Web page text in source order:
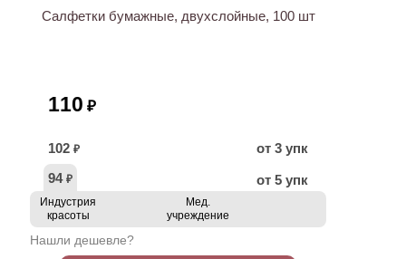
Салфетки бумажные, двухслойные, 100 шт
110 ₽
102 ₽
от 3 упк
94 ₽ от 5 упк
Индустрия
красоты
Мед.
учреждение
Нашли дешевле?